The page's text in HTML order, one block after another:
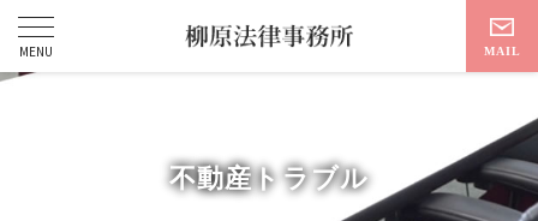
不動産トラブル